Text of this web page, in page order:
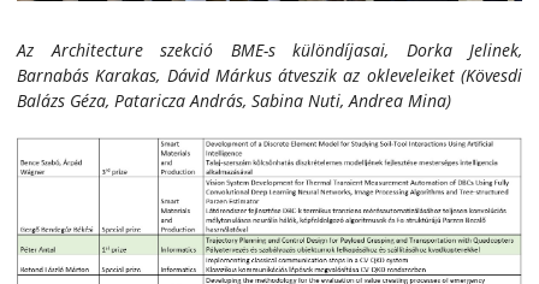
Az Architecture szekció BME-s különdíjasai, Dorka Jelinek,
Barnabás Karakas, Dávid Márkus átveszik az okleveleiket (Kövesdi
Balázs Géza, Pataricza András, Sabina Nuti, Andrea Mina)